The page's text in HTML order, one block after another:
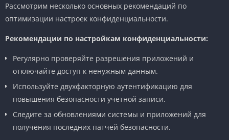
Рассмотрим несколько основных рекомендаций по
оптимизации настроек конфиденциальности.
Рекомендации по настройкам конфиденциальности:
Регулярно проверяйте разрешения приложений и
отключайте доступ к ненужным данным.
Используйте двухфакторную аутентификацию для
повышения безопасности учетной записи.
Следите за обновлениями системы и приложений для
получения последних патчей безопасности.